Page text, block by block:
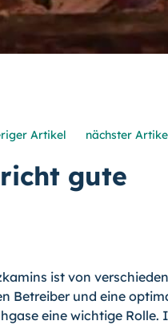
Artikel nächster
gute
ist von
Betreiber und eine
eine wichtige Rolle.